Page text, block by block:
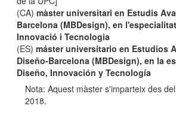
(CA)màster universitari en Estudis
Barcelona (MBDesign), en
Innovació i Tecnologia
(ES)máster universitario en Estudios
Diseño-Barcelona (MBDesign), en la
Diseño, Innovación y Tecnología
Nota: Aquest màster s'imparteix des
2018.